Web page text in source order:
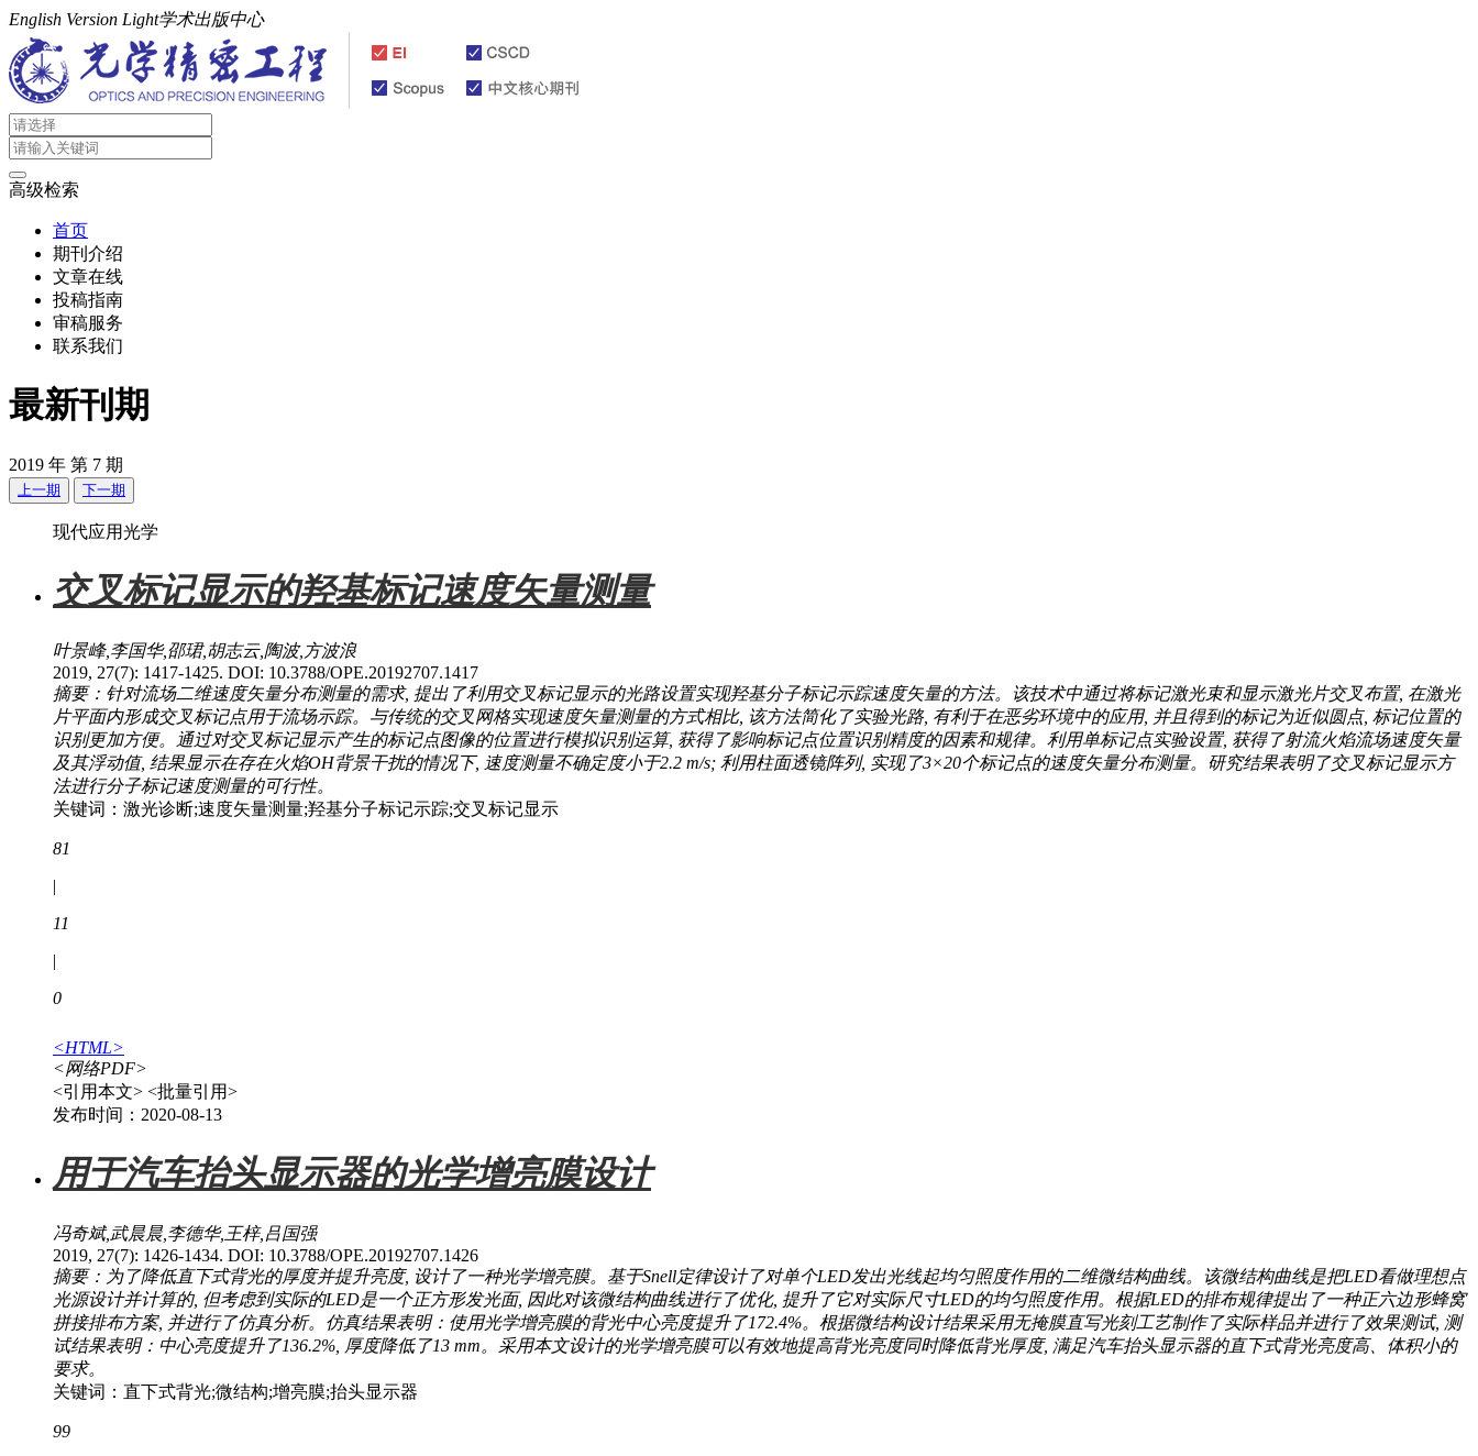
English Version Light学术出版中心
高级检索
首页
期刊介绍
文章在线
投稿指南
审稿服务
联系我们
最新刊期
2019 年 第 7 期
上一期 下一期
现代应用光学
交叉标记显示的羟基标记速度矢量测量
叶景峰,李国华,邵珺,胡志云,陶波,方波浪
2019, 27(7): 1417-1425. DOI: 10.3788/OPE.20192707.1417
摘要：针对流场二维速度矢量分布测量的需求, 提出了利用交叉标记显示的光路设置实现羟基分子标记示踪速度矢量的方法。该技术中通过将标记激光束和显示激光片交叉布置, 在激光
片平面内形成交叉标记点用于流场示踪。与传统的交叉网格实现速度矢量测量的方式相比, 该方法简化了实验光路, 有利于在恶劣环境中的应用, 并且得到的标记为近似圆点, 标记位置的
识别更加方便。通过对交叉标记显示产生的标记点图像的位置进行模拟识别运算, 获得了影响标记点位置识别精度的因素和规律。利用单标记点实验设置, 获得了射流火焰流场速度矢量
及其浮动值, 结果显示在存在火焰OH背景干扰的情况下, 速度测量不确定度小于2.2 m/s; 利用柱面透镜阵列, 实现了3×20个标记点的速度矢量分布测量。研究结果表明了交叉标记显示方
法进行分子标记速度测量的可行性。
关键词：激光诊断;速度矢量测量;羟基分子标记示踪;交叉标记显示
81
|
11
|
0
<HTML>
<网络PDF>
<引用本文> <批量引用>
发布时间：2020-08-13
用于汽车抬头显示器的光学增亮膜设计
冯奇斌,武晨晨,李德华,王梓,吕国强
2019, 27(7): 1426-1434. DOI: 10.3788/OPE.20192707.1426
摘要：为了降低直下式背光的厚度并提升亮度, 设计了一种光学增亮膜。基于Snell定律设计了对单个LED发出光线起均匀照度作用的二维微结构曲线。该微结构曲线是把LED看做理想点
光源设计并计算的, 但考虑到实际的LED是一个正方形发光面, 因此对该微结构曲线进行了优化, 提升了它对实际尺寸LED的均匀照度作用。根据LED的排布规律提出了一种正六边形蜂窝
拼接排布方案, 并进行了仿真分析。仿真结果表明：使用光学增亮膜的背光中心亮度提升了172.4%。根据微结构设计结果采用无掩膜直写光刻工艺制作了实际样品并进行了效果测试, 测
试结果表明：中心亮度提升了136.2%, 厚度降低了13 mm。采用本文设计的光学增亮膜可以有效地提高背光亮度同时降低背光厚度, 满足汽车抬头显示器的直下式背光亮度高、体积小的
要求。
关键词：直下式背光;微结构;增亮膜;抬头显示器
99